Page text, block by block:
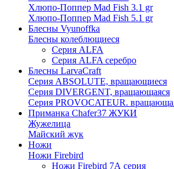
Хлюпо-Поппер Mad Fish 3.1 gr
Хлюпо-Поппер Mad Fish 5.1 gr
Блесны Vyunoffka
Блесны колеблющиеся
Серия ALFA
Серия ALFA серебро
Блесны LarvaCraft
Серия ABSOLUTE, вращающиеся
Серия DIVERGENT, вращающаяся
Серия PROVOCATEUR.
Приманка Chafer37 ЖУКИ
Жужелица
Майский жук
Ножи
Ножи Firebird
Ножи Firebird 7А серия